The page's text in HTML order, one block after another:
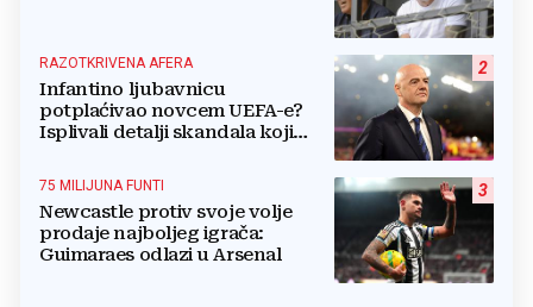
2
RAZOTKRIVENA AFERA
Infantino ljubavnicu
potplaćivao novcem UEFA-e?
Isplivali detalji skandala koji
3
75 MILIJUNA FUNTI
Newcastle protiv svoje volje
prodaje najboljeg igrača:
Guimaraes odlazi u Arsenal